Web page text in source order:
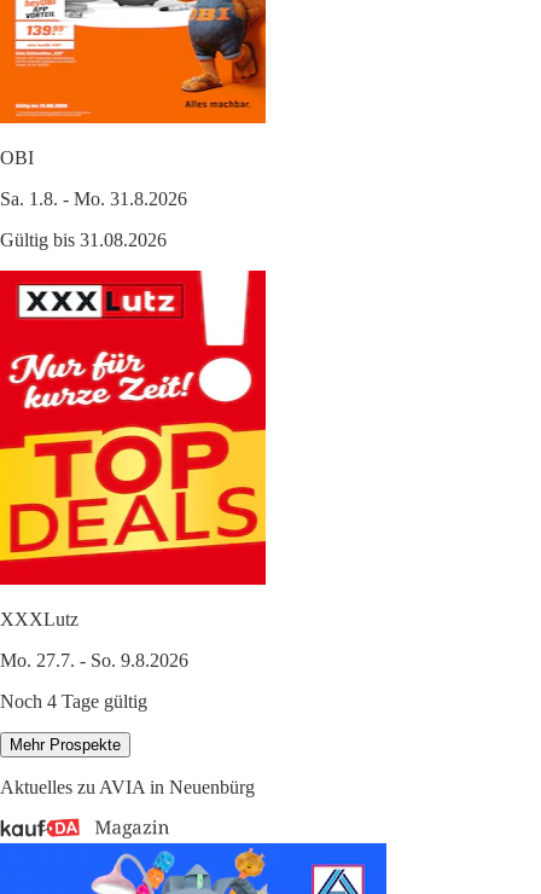
OBI
Sa. 1.8. - Mo. 31.8.2026
Gültig bis 31.08.2026
XXXLutz
Mo. 27.7. - So. 9.8.2026
Noch 4 Tage gültig
Mehr Prospekte
Aktuelles zu AVIA in Neuenbürg